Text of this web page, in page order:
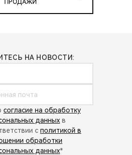
ПРОДАЖИ
НА НОВОСТИ:
согласие на обработку
данных в
с политикой в
обработки
данных*